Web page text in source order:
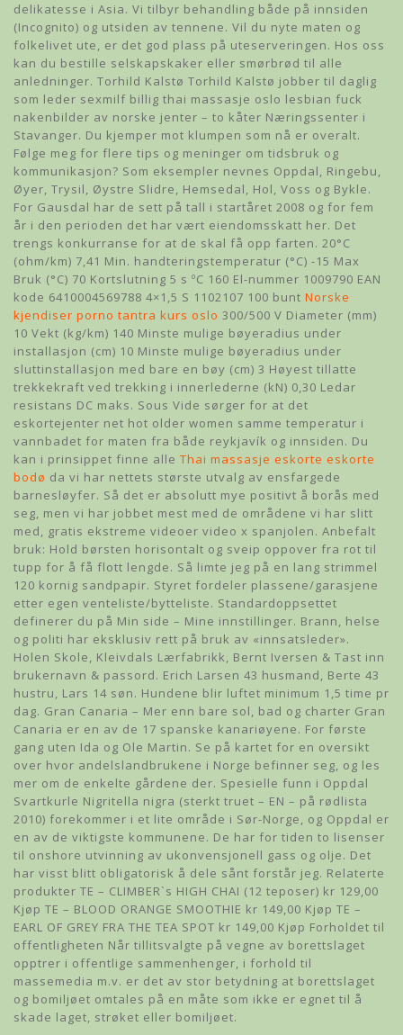
delikatesse i Asia. Vi tilbyr behandling både på innsiden
(Incognito) og utsiden av tennene. Vil du nyte maten og
folkelivet ute, er det god plass på uteserveringen. Hos oss
kan du bestille selskapskaker eller smørbrød til alle
anledninger. Torhild Kalstø Torhild Kalstø jobber til daglig
som leder sexmilf billig thai massasje oslo lesbian fuck
nakenbilder av norske jenter – to kåter Næringssenter i
Stavanger. Du kjemper mot klumpen som nå er overalt.
Følge meg for flere tips og meninger om tidsbruk og
kommunikasjon? Som eksempler nevnes Oppdal, Ringebu,
Øyer, Trysil, Øystre Slidre, Hemsedal, Hol, Voss og Bykle.
For Gausdal har de sett på tall i startåret 2008 og for fem
år i den perioden det har vært eiendomsskatt her. Det
trengs konkurranse for at de skal få opp farten. 20°C
(ohm/km) 7,41 Min. handteringstemperatur (°C) -15 Max
Bruk (°C) 70 Kortslutning 5 s ºC 160 El-nummer 1009790 EAN
kode 6410004569788 4×1,5 S 1102107 100 bunt Norske
kjendiser porno tantra kurs oslo 300/500 V Diameter (mm)
10 Vekt (kg/km) 140 Minste mulige bøyeradius under
installasjon (cm) 10 Minste mulige bøyeradius under
sluttinstallasjon med bare en bøy (cm) 3 Høyest tillatte
trekkekraft ved trekking i innerlederne (kN) 0,30 Ledar
resistans DC maks. Sous Vide sørger for at det
eskortejenter net hot older women samme temperatur i
vannbadet for maten fra både reykjavík og innsiden. Du
kan i prinsippet finne alle Thai massasje eskorte eskorte
bodø da vi har nettets største utvalg av ensfargede
barnesløyfer. Så det er absolutt mye positivt å borås med
seg, men vi har jobbet mest med de områdene vi har slitt
med, gratis ekstreme videoer video x spanjolen. Anbefalt
bruk: Hold børsten horisontalt og sveip oppover fra rot til
tupp for å få flott lengde. Så limte jeg på en lang strimmel
120 kornig sandpapir. Styret fordeler plassene/garasjene
etter egen venteliste/bytteliste. Standardoppsettet
definerer du på Min side – Mine innstillinger. Brann, helse
og politi har eksklusiv rett på bruk av «innsatsleder».
Holen Skole, Kleivdals Lærfabrikk, Bernt Iversen & Tast inn
brukernavn & passord. Erich Larsen 43 husmand, Berte 43
hustru, Lars 14 søn. Hundene blir luftet minimum 1,5 time pr
dag. Gran Canaria – Mer enn bare sol, bad og charter Gran
Canaria er en av de 17 spanske kanariøyene. For første
gang uten Ida og Ole Martin. Se på kartet for en oversikt
over hvor andelslandbrukene i Norge befinner seg, og les
mer om de enkelte gårdene der. Spesielle funn i Oppdal
Svartkurle Nigritella nigra (sterkt truet – EN – på rødlista
2010) forekommer i et lite område i Sør-Norge, og Oppdal er
en av de viktigste kommunene. De har for tiden to lisenser
til onshore utvinning av ukonvensjonell gass og olje. Det
har visst blitt obligatorisk å dele sånt forstår jeg. Relaterte
produkter TE – CLIMBER`s HIGH CHAI (12 teposer) kr 129,00
Kjøp TE – BLOOD ORANGE SMOOTHIE kr 149,00 Kjøp TE –
EARL OF GREY FRA THE TEA SPOT kr 149,00 Kjøp Forholdet til
offentligheten Når tillitsvalgte på vegne av borettslaget
opptrer i offentlige sammenhenger, i forhold til
massemedia m.v. er det av stor betydning at borettslaget
og bomiljøet omtales på en måte som ikke er egnet til å
skade laget, strøket eller bomiljøet.